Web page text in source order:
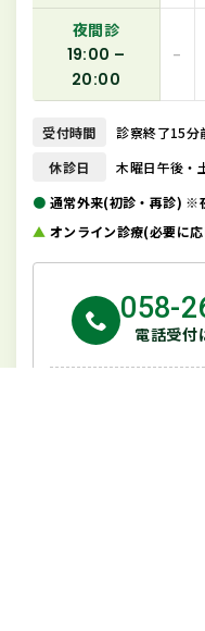
夜間診
19:00 –
20:00
–
受付時間
診察終了15分
休診日
木曜日午後・
● 通常外来(初診・再診) ※
▲ オンライン診療(必要に
058-
電話受付